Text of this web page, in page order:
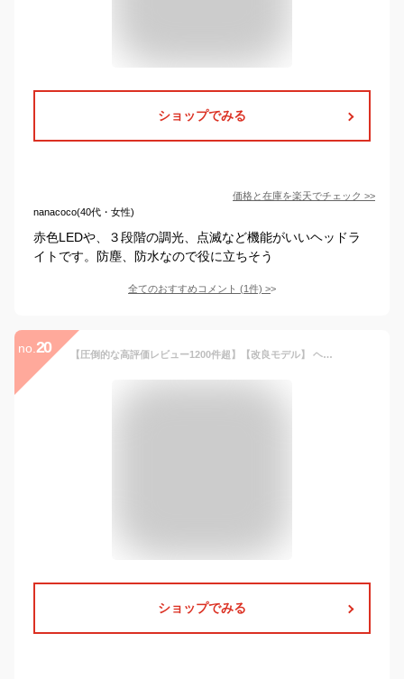
ショップでみる
価格と在庫を楽天でチェック >>
nanacoco(40代・女性)
赤色LEDや、３段階の調光、点滅など機能がいいヘッドラ
イトです。防塵、防水なので役に立ちそう
全てのおすすめコメント (1件) >
no. 20 【圧倒的な高評価レビュー1200件超】【改良モデル】 ヘッドライト LED LEDヘッドランプ 防水 ヘッド ライト 釣り アウトドア 登山 防災 ライト 作業灯 CREE 災害対策 懐中電灯 1000ルーメン
ショップでみる